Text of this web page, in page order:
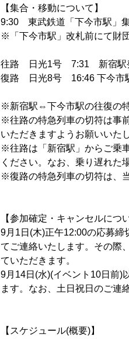
【集合・移動について】
9:30 東武鉄道「下今市駅」
※「下今市駅」改札前にて財
往路 日光1号 7:31 新宿
復路 日光8号 16:46 下今
※新宿駅⇔下今市駅の往復の
※往路の特急列車の切符は事
いただきますようお願いいた
※往路は「新宿駅」からご乗
ください。なお、乗り遅れた
※復路の特急列車の切符は、
【参加確定・キャンセルにつ
9月1日(木)正午12:00の応募締
てご連絡いたします。その際
ていただきます。
9月14日(水)(イベント10日前)
ます。なお、土日祝日のご連
【スケジュール(概要)】